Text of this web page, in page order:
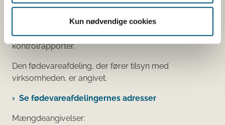
Kun nødvendige cookies
virksomhed, som har anmeldt produktet. Hvis du
klikker på virksomhedens navn, kan du se
virksomhedens smiley-status og de seneste
kontrolrapporter.
Den fødevareafdeling, der fører tilsyn med
virksomheden, er angivet.
Se fødevareafdelingernes adresser
Mængdeangivelser: